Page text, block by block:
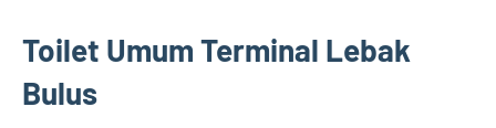
Toilet Umum Terminal Lebak
Bulus